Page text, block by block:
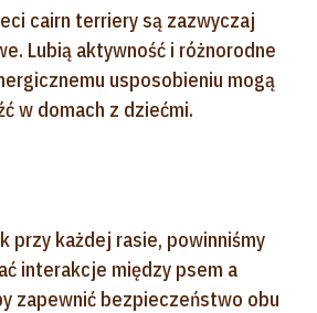
cairn terriery są zazwyczaj
Lubią aktywność i różnorodne
usposobieniu mogą
w domach z dziećmi.
przy każdej rasie, powinniśmy
interakcje między psem a
zapewnić bezpieczeństwo obu